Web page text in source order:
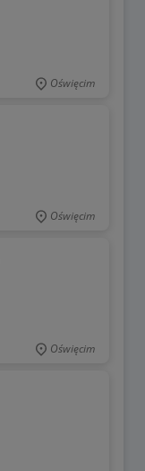
Oświęcim
Oświęcim
Oświęcim